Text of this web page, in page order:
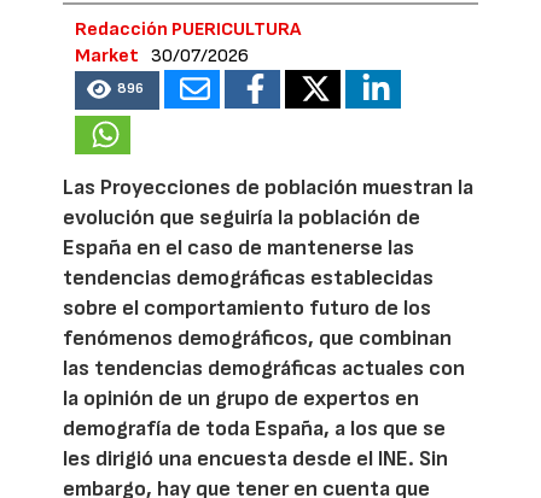
Redacción PUERICULTURA
Market
30/07/2026
896
Las Proyecciones de población muestran la
evolución que seguiría la población de
España en el caso de mantenerse las
tendencias demográficas establecidas
sobre el comportamiento futuro de los
fenómenos demográficos, que combinan
las tendencias demográficas actuales con
la opinión de un grupo de expertos en
demografía de toda España, a los que se
les dirigió una encuesta desde el INE. Sin
embargo, hay que tener en cuenta que